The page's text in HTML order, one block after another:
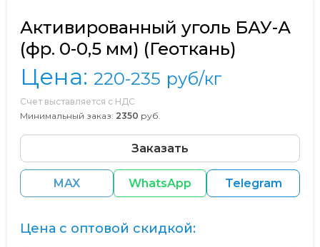
Активированный уголь БАУ-А
(фр. 0-0,5 мм) (Геоткань)
Цена: 220-235 руб/кг
Счет выставляется с НДС
Минимальный заказ: 2350 руб.
Заказать
MAX WhatsApp Telegram
Цена с оптовой скидкой: